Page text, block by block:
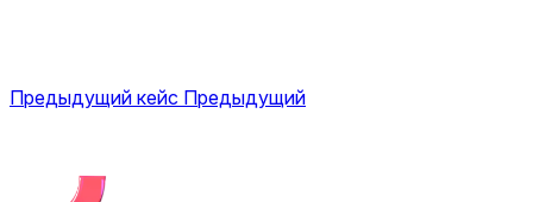
Предыдущий кейс Предыдущий